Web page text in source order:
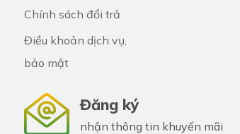
Chính sách đổi trả
Điều khoản dịch vụ,
bảo mật
Đăng ký
nhận thông tin khuyến mãi